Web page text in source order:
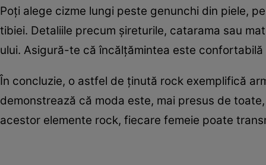
Poți alege cizme lungi peste genunchi din piele,
tibiei. Detaliile precum șireturile, catarama sau
ului. Asigură-te că încălțămintea este
În concluzie, o astfel de ținută rock exemplifică
demonstrează că moda este, mai presus de
acestor elemente rock, fiecare femeie poate